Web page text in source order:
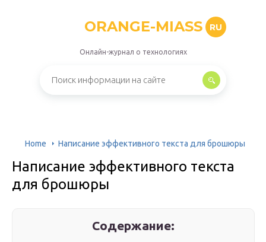
ORANGE-MIASS RU
Онлайн-журнал о технологиях
Home Написание эффективного текста для брошюры
Написание эффективного текста
для брошюры
Содержание: